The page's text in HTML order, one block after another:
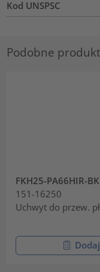
Kod UNSPSC
Podobne
FKH25-PA66HIR-BK
151-16250
Uchwyt do przew.